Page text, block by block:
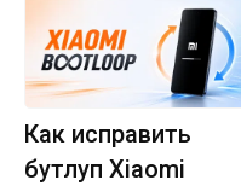
Как исправить
бутлуп Xiaomi